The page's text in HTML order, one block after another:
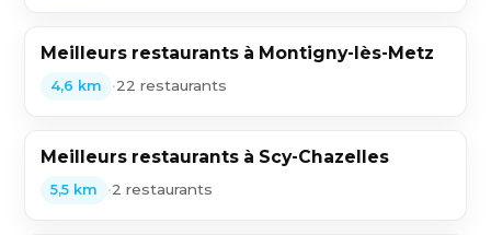
Meilleurs restaurants à Montigny-lès-Metz
4,6 km •22 restaurants
Meilleurs restaurants à Scy-Chazelles
5,5 km •2 restaurants